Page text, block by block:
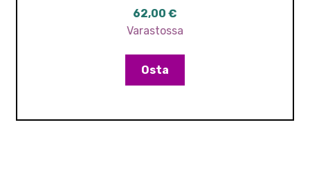
62,00 €
Varastossa
Osta